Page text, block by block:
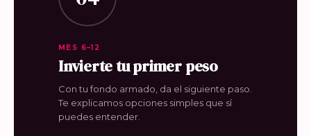
MES 6–12
Invierte tu primer peso
Con tu fondo armado, da el siguiente paso.
Te explicamos opciones simples que sí
puedes entender.